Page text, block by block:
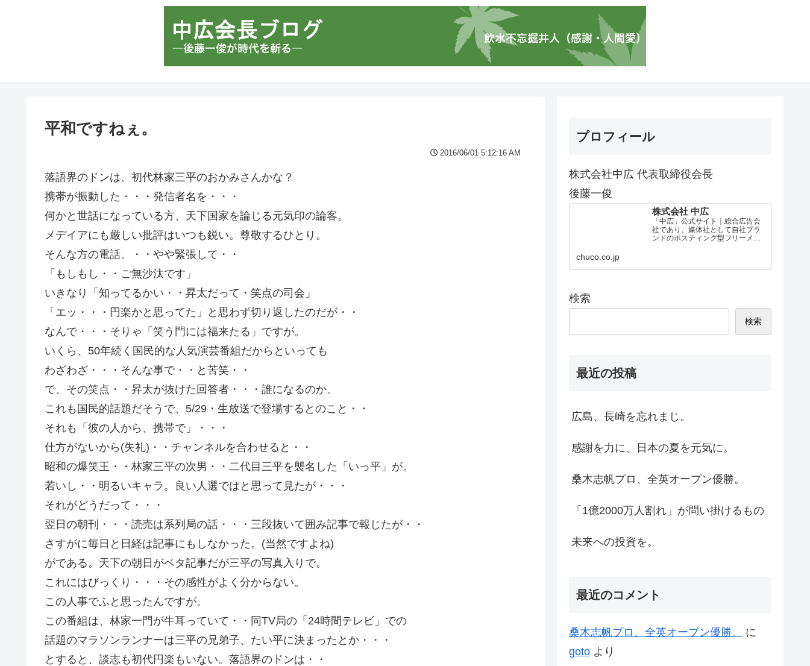
平和ですねぇ。
2016/06/01 5:12:16 AM
落語界のドンは、初代林家三平のおかみさんかな？
携帯が振動した・・・発信者名を・・・
何かと世話になっている方、天下国家を論じる元気印の論客。
メデイアにも厳しい批評はいつも鋭い。尊敬するひとり。
そんな方の電話。・・やや緊張して・・
「もしもし・・ご無沙汰です」
いきなり「知ってるかい・・昇太だって・笑点の司会」
「エッ・・・円楽かと思ってた」と思わず切り返したのだが・・
なんで・・・そりゃ「笑う門には福来たる」ですが。
いくら、50年続く国民的な人気演芸番組だからといっても
わざわざ・・・そんな事で・・と苦笑・・
で、その笑点・・昇太が抜けた回答者・・・誰になるのか。
これも国民的話題だそうで、5/29・生放送で登場するとのこと・・
それも「彼の人から、携帯で」・・・
仕方がないから(失礼)・・チャンネルを合わせると・・
昭和の爆笑王・・林家三平の次男・・二代目三平を襲名した「いっ平」が。
若いし・・明るいキャラ。良い人選ではと思って見たが・・・
それがどうだって・・・
翌日の朝刊・・・読売は系列局の話・・・三段抜いて囲み記事で報じたが・・
さすがに毎日と日経は記事にもしなかった。(当然ですよね)
がである。天下の朝日がベタ記事だが三平の写真入りで。
これにはびっくり・・・その感性がよく分からない。
この人事でふと思ったんですが。
この番組は、林家一門が牛耳っていて・・同TV局の「24時間テレビ」での
話題のマラソンランナーは三平の兄弟子、たい平に決まったとか・・・
とすると、談志も初代円楽もいない。落語界のドンは・・
プロフィール
株式会社中広 代表取締役会長
後藤一俊
株式会社 中広
「中広」公式サイト｜総合広告会
社であり、媒体社として自社ブラ
ンドのポスティング型フリーメデ
chuco.co.jp
検索
検索
最近の投稿
広島、長崎を忘れまじ。
感謝を力に、日本の夏を元気に。
桑木志帆プロ、全英オープン優勝。
「1億2000万人割れ」が問い掛けるもの
未来への投資を。
最近のコメント
桑木志帆プロ、全英オープン優勝。
に
goto より